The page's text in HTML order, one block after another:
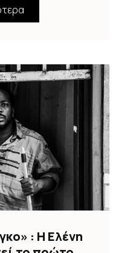
: Η Ελένη